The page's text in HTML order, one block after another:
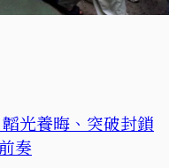
光養晦、突破封鎖
奏